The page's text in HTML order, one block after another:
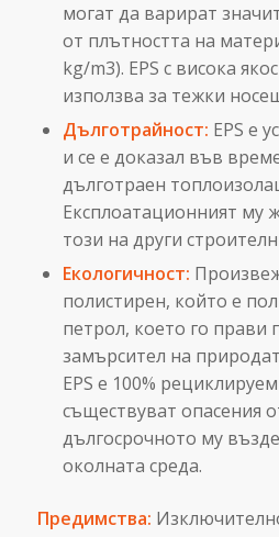
могат да варират
от плътността на
kg/m3). EPS с висока
използва за тежки
Дълготрайност: EPS е
и се е доказал във
дълготраен
Експлоатационният му
този на други
Екологичност:
полистирен, който е
петрол, което го прави
замърсител на
EPS е 100%
съществуват опасения
дългосрочното му
околната среда.
Предимства: